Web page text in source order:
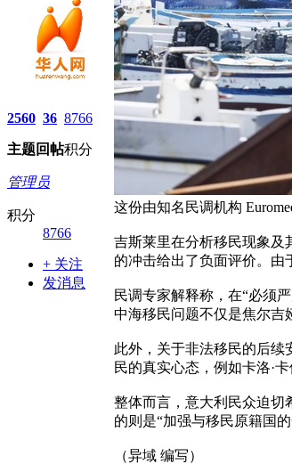
2560
主题
36
回帖
8766
积分
管理员
积分
8766
+ 关注
发消息
这份由知名民调机构
吉斯莱里在分析移民现象及
的冲击给出了负面评价。由
民调专家解释称，在“必须
中海移民问题不仅是焦尔吉
此外，关于非法移民的后续
民的真实心态，例如卡洛·
整体而言，意大利民众迫切
的则是“加强与移民原籍国
（异域 编写）